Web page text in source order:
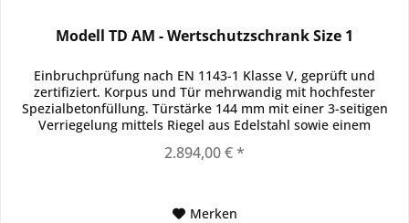
Modell TD AM - Wertschutzschrank Size 1
Einbruchprüfung nach EN 1143-1 Klasse V, geprüft und
zertifiziert. Korpus und Tür mehrwandig mit hochfester
Spezialbetonfüllung. Türstärke 144 mm mit einer 3-seitigen
Verriegelung mittels Riegel aus Edelstahl sowie einem
2.894,00 € *
Merken